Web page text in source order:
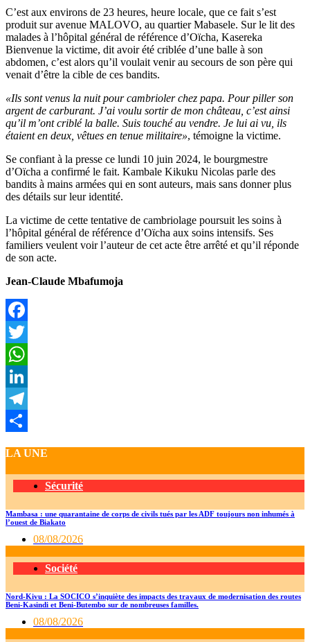
C’est aux environs de 23 heures, heure locale, que ce fait s’est
produit sur avenue MALOVO, au quartier Mabasele. Sur le lit des
malades à l’hôpital général de référence d’Oïcha, Kasereka
Bienvenue la victime, dit avoir été criblée d’une balle à son
abdomen, c’est alors qu’il voulait venir au secours de son père qui
venait d’être la cible de ces bandits.
«Ils sont venus la nuit pour cambrioler chez papa. Pour piller son
argent de carburant. J’ai voulu sortir de mon château, c’est ainsi
qu’il m’ont criblé la balle. Suis touché au vendre. Je lui ai vu, ils
étaient en deux, vêtues en tenue militaire», témoigne la victime.
Se confiant à la presse ce lundi 10 juin 2024, le bourgmestre
d’Oïcha a confirmé le fait. Kambale Kikuku Nicolas parle des
bandits à mains armées qui en sont auteurs, mais sans donner plus
des détails sur leur identité.
La victime de cette tentative de cambriolage poursuit les soins à
l’hôpital général de référence d’Oïcha aux soins intensifs. Ses
familiers veulent voir l’auteur de cet acte être arrêté et qu’il réponde
de son acte.
Jean-Claude Mbafumoja
Facebook
Twitter
WhatsApp
LinkedIn
Telegram
LA UNE
Sécurité
Mambasa : une quarantaine de corps de civils tués par les ADF toujours non inhumés à
l’ouest de Biakato
08/08/2026
Société
Nord-Kivu : La SOCICO s’inquiète des impacts des travaux de modernisation des routes
Beni-Kasindi et Beni-Butembo sur de nombreuses familles.
08/08/2026